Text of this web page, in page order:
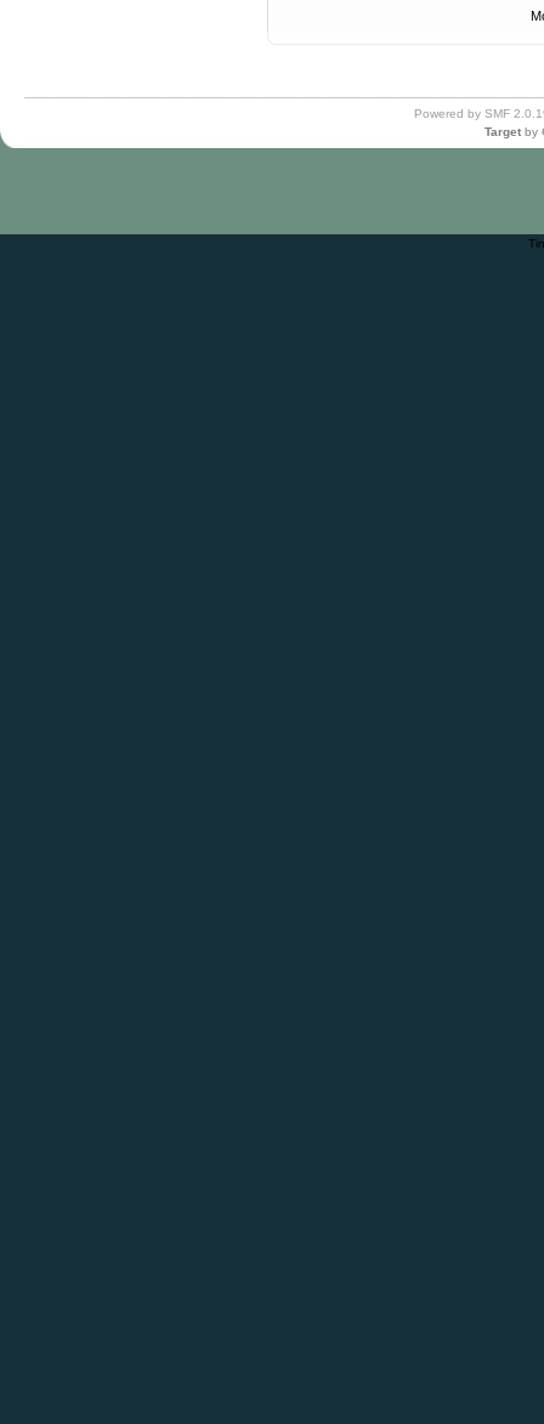
Powered by SMF
Target by